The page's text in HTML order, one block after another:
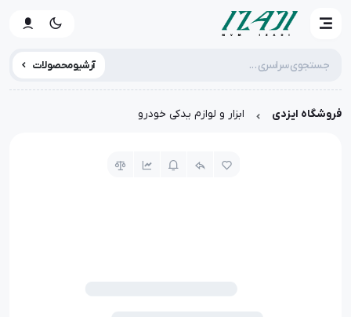
آرشیو محصولات
فروشگاه ایزدی ابزار و لوازم یدکی خودرو